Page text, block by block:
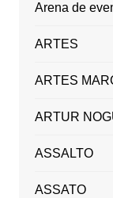
Arena de
ARTES
ARTES
ARTUR
ASSALTO
ASSATO